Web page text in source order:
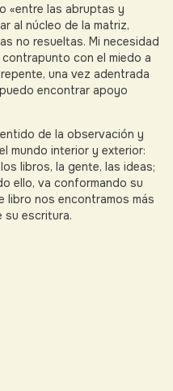
«entre las abruptas y
al núcleo de la matriz,
no resueltas. Mi necesidad
con el miedo a
una vez adentrada
encontrar apoyo
de la observación y
mundo interior y exterior:
libros, la gente, las ideas;
ello, va conformando su
libro nos encontramos más
su escritura.